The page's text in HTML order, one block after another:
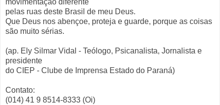
movimentação diferente
pelas ruas deste Brasil de meu Deus.
Que Deus nos abençoe, proteja e guarde, porque as coisas
são muito sérias.
(ap. Ely Silmar Vidal - Teólogo, Psicanalista, Jornalista e
presidente
do CIEP - Clube de Imprensa Estado do Paraná)
Contato:
(014) 41 9 8514-8333 (Oi)